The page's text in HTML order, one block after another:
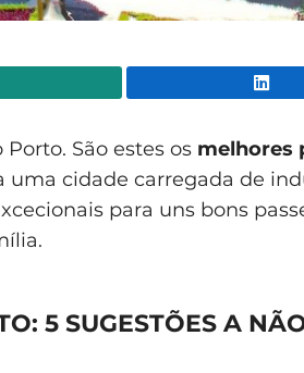
São estes os melhores
cidade carregada de
para uns bons
5 SUGESTÕES A